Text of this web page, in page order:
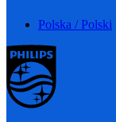
Polska / Polski